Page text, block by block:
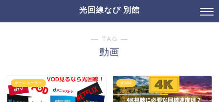
光回線なび 別館
― TAG ―
動画
ホームルーター 光回線